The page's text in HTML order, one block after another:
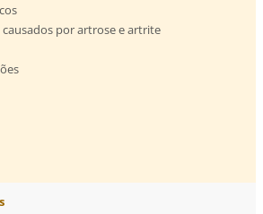
causados por artrose e artrite